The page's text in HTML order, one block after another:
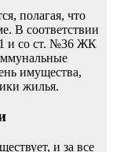
полагая, что
В соответствии
и со ст. №36 ЖК
имущества,
жилья.
и за все